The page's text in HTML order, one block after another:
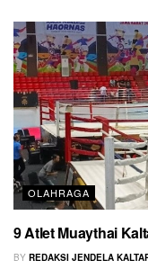
OLAHRAGA
9 Atlet Muaythai
BY REDAKSI JENDELA